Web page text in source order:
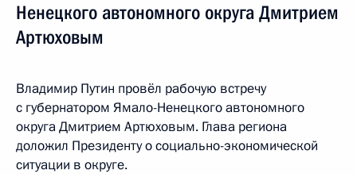
Ненецкого автономного округа Дмитрием
Артюховым
Владимир Путин провёл рабочую встречу
с губернатором Ямало-Ненецкого автономного
округа Дмитрием Артюховым. Глава региона
доложил Президенту о социально-экономической
ситуации в округе.